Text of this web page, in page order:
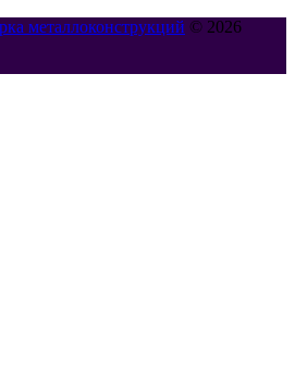
металлоконструкций © 2026